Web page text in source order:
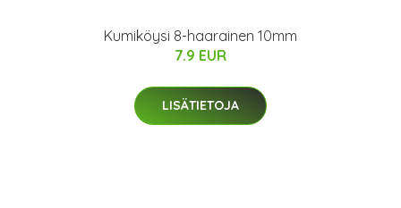
Kumiköysi 8-haarainen 10mm
7.9 EUR
LISÄTIETOJA